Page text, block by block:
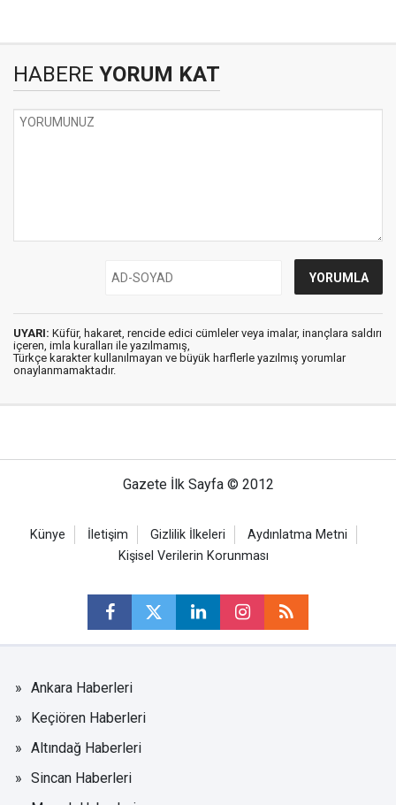
HABERE YORUM KAT
UYARI: Küfür, hakaret, rencide edici cümleler veya imalar, inançlara saldırı
içeren, imla kuralları ile yazılmamış,
Türkçe karakter kullanılmayan ve büyük harflerle yazılmış yorumlar
onaylanmamaktadır.
Gazete İlk Sayfa © 2012
Künye İletişim Gizlilik İlkeleri
Aydınlatma Metni
Kişisel Verilerin Korunması
Ankara Haberleri
Keçiören Haberleri
Altındağ Haberleri
Sincan Haberleri